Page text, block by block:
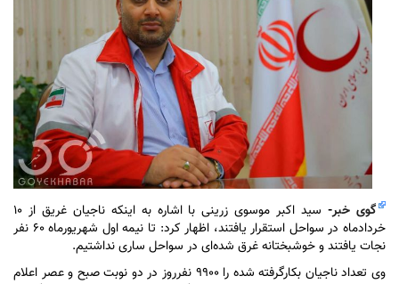
گوی خبر-
سید اکبر موسوی زرینی با اشاره به اینکه ناجیان غریق از ۱۰
خردادماه در سواحل استقرار یافتند، اظهار کرد: تا نیمه اول شهریورماه ۶۰ نفر
نجات یافتند و خوشبختانه غرق شده‌ای در سواحل ساری نداشتیم.
وی تعداد ناجیان بکارگرفته شده را ۹۹۰۰ نفرروز در دو نوبت صبح و عصر اعلام